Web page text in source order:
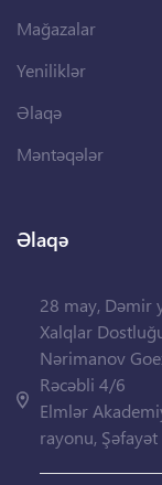
Mağazalar
Yeniliklər
Əlaqə
Məntəqələr
Əlaqə
28 may, Dəmir
Xalqlar
Nərimanov
Rəcəbli 4/6
Elmlər
rayonu,